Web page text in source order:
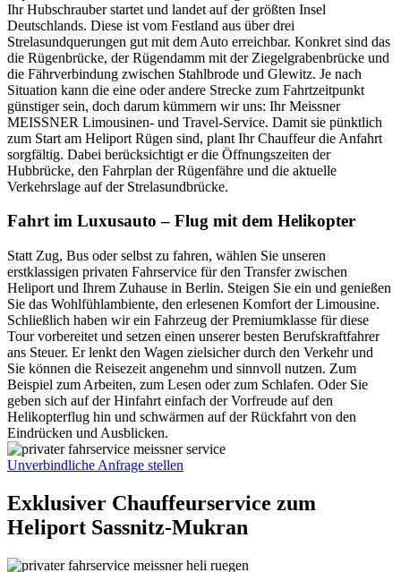
Ihr Hubschrauber startet und landet auf der größten Insel
Deutschlands. Diese ist vom Festland aus über drei
Strelasundquerungen gut mit dem Auto erreichbar. Konkret sind das
die Rügenbrücke, der Rügendamm mit der Ziegelgrabenbrücke und
die Fährverbindung zwischen Stahlbrode und Glewitz. Je nach
Situation kann die eine oder andere Strecke zum Fahrtzeitpunkt
günstiger sein, doch darum kümmern wir uns: Ihr Meissner
MEISSNER Limousinen- und Travel-Service. Damit sie pünktlich
zum Start am Heliport Rügen sind, plant Ihr Chauffeur die Anfahrt
sorgfältig. Dabei berücksichtigt er die Öffnungszeiten der
Hubbrücke, den Fahrplan der Rügenfähre und die aktuelle
Verkehrslage auf der Strelasundbrücke.
Fahrt im Luxusauto – Flug mit dem Helikopter
Statt Zug, Bus oder selbst zu fahren, wählen Sie unseren
erstklassigen privaten Fahrservice für den Transfer zwischen
Heliport und Ihrem Zuhause in Berlin. Steigen Sie ein und genießen
Sie das Wohlfühlambiente, den erlesenen Komfort der Limousine.
Schließlich haben wir ein Fahrzeug der Premiumklasse für diese
Tour vorbereitet und setzen einen unserer besten Berufskraftfahrer
ans Steuer. Er lenkt den Wagen zielsicher durch den Verkehr und
Sie können die Reisezeit angenehm und sinnvoll nutzen. Zum
Beispiel zum Arbeiten, zum Lesen oder zum Schlafen. Oder Sie
geben sich auf der Hinfahrt einfach der Vorfreude auf den
Helikopterflug hin und schwärmen auf der Rückfahrt von den
Eindrücken und Ausblicken.
Unverbindliche Anfrage stellen
Exklusiver Chauffeurservice zum
Heliport Sassnitz-Mukran